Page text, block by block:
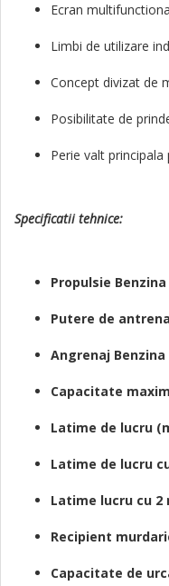
Ecran
Limbi de utilizare
Concept divizat de
Posibilitate de
Perie valt
Specificatii tehnice:
Propulsie Benzina
Putere de
Angrenaj Benzina
Capacitate
Latime de lucru
Latime de lucru
Latime lucru cu
Recipient
Capacitate de